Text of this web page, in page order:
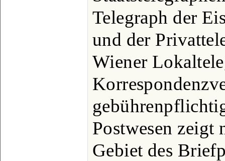
Telegraph der
und der
Wiener
Postwesen zeigt
Gebiet des